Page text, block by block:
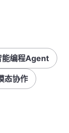
能编程Agent
态协作